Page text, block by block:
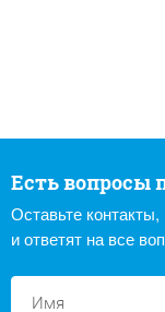
Есть вопросы
Оставьте
и ответят на все